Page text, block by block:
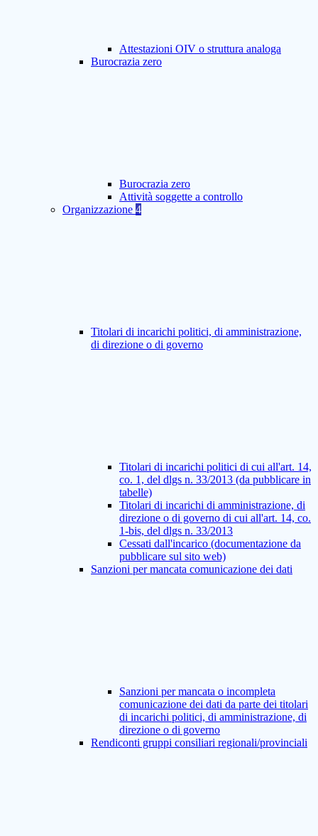
Attestazioni OIV o struttura analoga
Burocrazia zero
Burocrazia zero
Attività soggette a controllo
Organizzazione 4
Titolari di incarichi politici, di amministrazione,
di direzione o di governo
Titolari di incarichi politici di cui all'art. 14,
co. 1, del dlgs n. 33/2013 (da pubblicare in
tabelle)
Titolari di incarichi di amministrazione, di
direzione o di governo di cui all'art. 14, co.
1-bis, del dlgs n. 33/2013
Cessati dall'incarico (documentazione da
pubblicare sul sito web)
Sanzioni per mancata comunicazione dei dati
Sanzioni per mancata o incompleta
comunicazione dei dati da parte dei titolari
di incarichi politici, di amministrazione, di
direzione o di governo
Rendiconti gruppi consiliari regionali/provinciali